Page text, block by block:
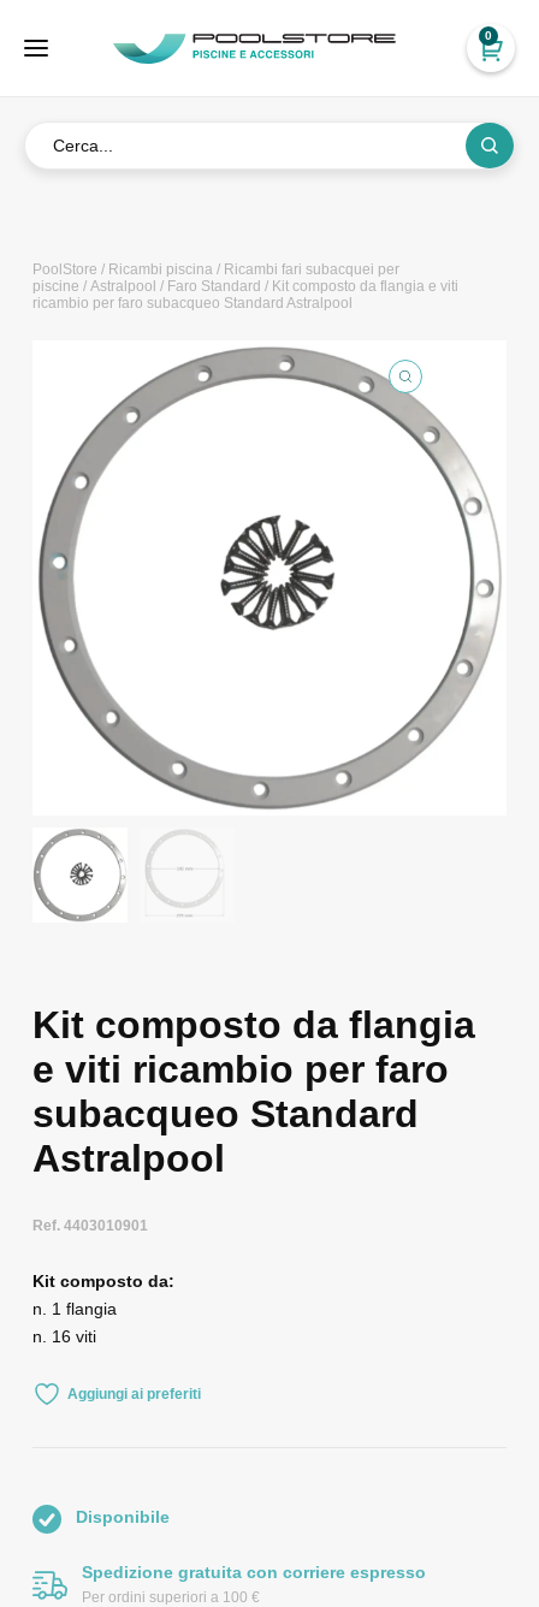
0
PoolStore / Ricambi piscina/ Ricambi fari subacquei per
piscine / Astralpool / Faro Standard / Kit composto da flangia e viti
ricambio per faro subacqueo Standard Astralpool
Kit composto da flangia
e viti ricambio per faro
subacqueo Standard
Astralpool
Ref. 4403010901
Kit composto da:
n. 1 flangia
n. 16 viti
Aggiungi ai preferiti
Disponibile
Spedizione gratuita con corriere espresso
Per ordini superiori a 100 €